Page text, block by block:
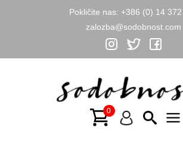
Pokličite nas: +386 (0) 14 372
zalozba@sodobnost.com